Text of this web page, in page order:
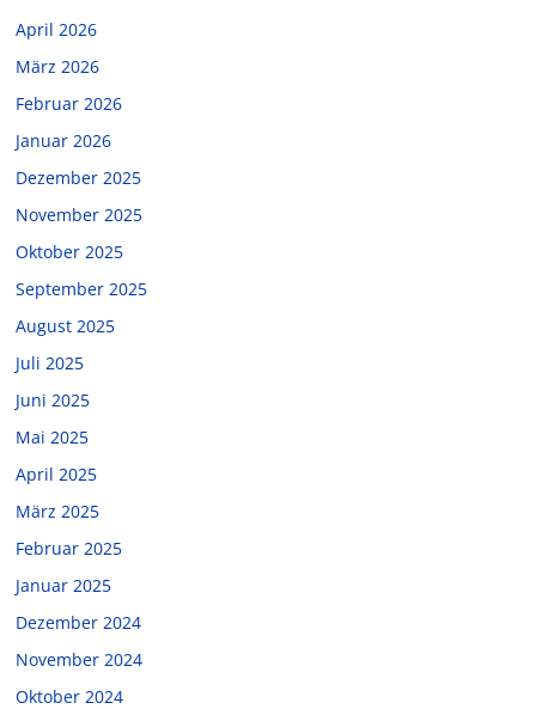
April 2026
März 2026
Februar 2026
Januar 2026
Dezember 2025
November 2025
Oktober 2025
September 2025
August 2025
Juli 2025
Juni 2025
Mai 2025
April 2025
März 2025
Februar 2025
Januar 2025
Dezember 2024
November 2024
Oktober 2024